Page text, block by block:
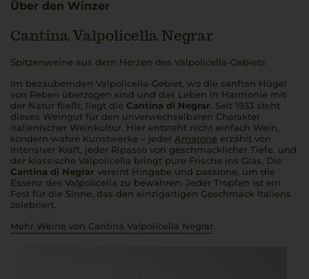
Über den Winzer
Cantina Valpolicella Negrar
Spitzenweine aus dem Herzen des Valpolicella-Gebiets
Im bezaubernden Valpolicella-Gebiet, wo die sanften Hügel
von Reben überzogen sind und das Leben in Harmonie mit
der Natur fließt, liegt die Cantina di Negrar. Seit 1933 steht
dieses Weingut für den unverwechselbaren Charakter
italienischer Weinkultur. Hier entsteht nicht einfach Wein,
sondern wahre Kunstwerke – jeder Amarone erzählt von
intensiver Kraft, jeder Ripasso von geschmacklicher Tiefe, und
der klassische Valpolicella bringt pure Frische ins Glas. Die
Cantina di Negrar vereint Hingabe und passione, um die
Essenz des Valpolicella zu bewahren. Jeder Tropfen ist ein
Fest für die Sinne, das den einzigartigen Geschmack Italiens
zelebriert.
Mehr Weine von Cantina Valpolicella Negrar